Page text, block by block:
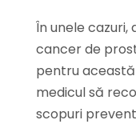
În unele
cancer de
pentru
medicul să
scopuri